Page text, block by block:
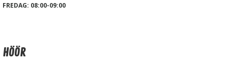
FREDAG: 08:00-09:00
HÖÖR